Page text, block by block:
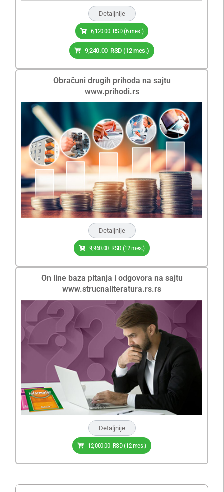
Detaljnije
6,120.00 RSD(6 mes.)
9,240.00 RSD(12 mes.)
Obračuni drugih prihoda na sajtu
www.prihodi.rs
Detaljnije
9,960.00 RSD(12 mes.)
On line baza pitanja i odgovora na sajtu
www.strucnaliteratura.rs.rs
Detaljnije
12,000.00 RSD(12 mes.)